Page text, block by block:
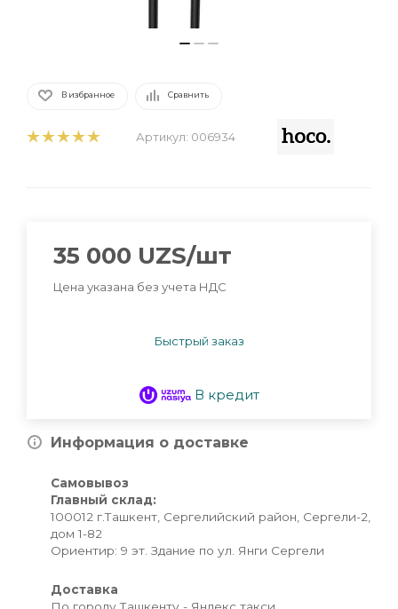
В избранное Сравнить
Артикул: 006934
35 000 UZS/шт
Цена указана без учета НДС
Быстрый заказ
В кредит
Информация о доставке
Самовывоз
Главный склад:
100012 г.Ташкент, Сергелийский район, Сергели-2,
дом 1-82
Ориентир: 9 эт. Здание по ул. Янги Сергели
Доставка